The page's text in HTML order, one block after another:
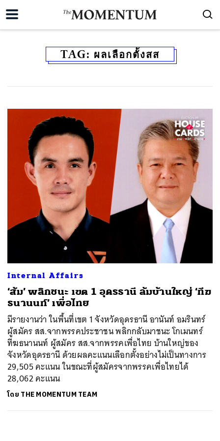
TAG: ผลเลือกตั้งสส
Internal Affairs
‘ส้ม’ พลิกชนะ เขต 1 อุดรธานี ล้มบ้านใหญ่ ‘ทีฆ
ธนานนท์’ เพื่อไทย
มีรายงานว่า ในพื้นที่เขต 1 จังหวัดอุดรธานี อานันท์ อมรินทร์
ผู้สมัคร สส.จากพรรคประชาชน พลิกกลับมาชนะ โกเมนทร์
ทีฆธนานนท์ ผู้สมัคร สส.จากพรรคเพื่อไทย บ้านใหญ่ของ
จังหวัดอุดรธานี ด้วยผลคะแนนเลือกตั้งอย่างไม่เป็นทางการ
29,505 คะแนน ในขณะที่ผู้สมัครจากพรรคเพื่อไทยได้
28,062 คะแนน
โดย THE MOMENTUM TEAM
SHARE